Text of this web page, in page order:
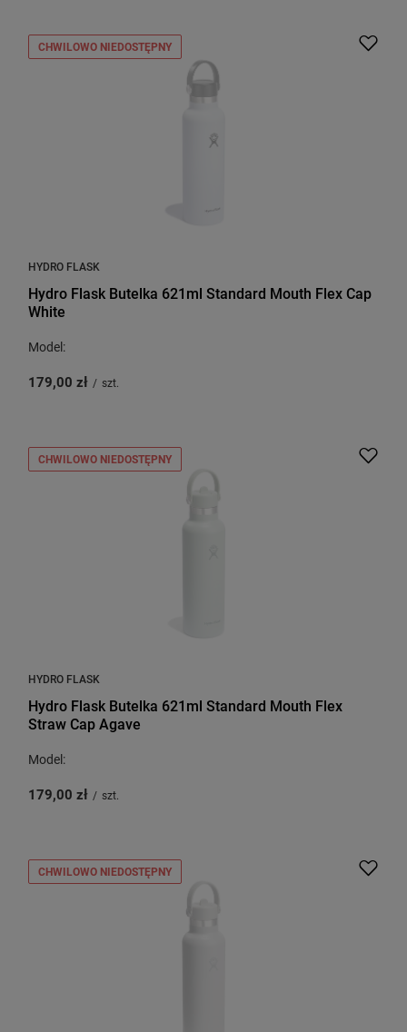
CHWILOWO NIEDOSTĘPNY
HYDRO FLASK
Hydro Flask Butelka 621ml Standard Mouth Flex Cap
White
Model:
179,00 zł / szt.
CHWILOWO NIEDOSTĘPNY
HYDRO FLASK
Hydro Flask Butelka 621ml Standard Mouth Flex
Straw Cap Agave
Model:
179,00 zł / szt.
CHWILOWO NIEDOSTĘPNY